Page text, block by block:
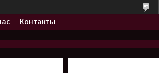
Контакты